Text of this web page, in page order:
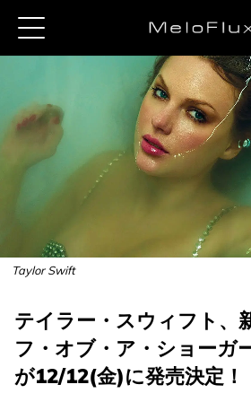
Taylor Swift
テイラー・スウィフト、
フ・オブ・ア・ショーガ
が12/12(金)に発売決定！